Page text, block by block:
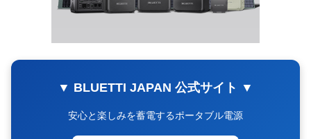
▼ BLUETTI JAPAN 公式サイト ▼
安心と楽しみを蓄電するポータブル電源